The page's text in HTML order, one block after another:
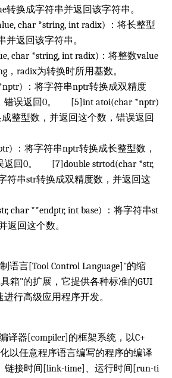
转换成字符串并返回该字符串。
char *string, int radix) ：将长整型
并返回该字符串。
char *string, int radix)：将整数value
，radix为转换时所用基数。
：将字符串nptr转换成双精度
错误返回0。 [5]int atoi(char *nptr)
成整型数，并返回这个数，错误返回
：将字符串nptr转换成长整型数，
返回0。 [7]double strtod(char *str,
符串str转换成双精度数，并返回这
char **endptr, int base) ：将字符串st
返回这个数。
语言[Tool Control Language]"的缩
箱"的扩展，它提供各种标准的GUI
行高级应用程序开发。
译器[compiler]的框架系统，以C+
以任意程序语言编写的程序的编译
链接时间[link-time]、运行时间[run-ti